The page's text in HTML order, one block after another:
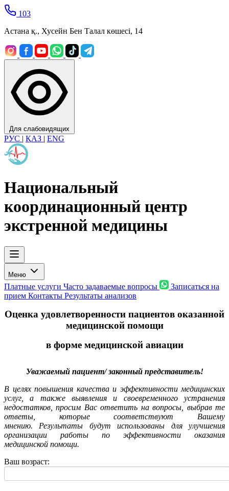
103
Астана қ., Хусейн Бен Талал көшесі, 14
Для слабовидящих
РУС | ҚАЗ | ENG
Национальный
координационный центр
экстренной медицины
Меню
Платные услуги Часто задаваемые вопросы
Записаться на
прием Контакты Результаты анализов
Оценка удовлетворенности пациентов оказанной
медицинской помощи
в форме медицинской авиации
Уважаемый пациент/ законный представитель!
В целях повышения качества и эффективности медицинских
услуг, а также выявления и своевременного устранения
недостатков, просим Вас ответить на вопросы, выбрав те
ответы, которые соответствуют Вашему
мнению. Результаты будут использованы для улучшения
организации работы по эффективности оказания
медицинской помощи.
Ваш возраст: